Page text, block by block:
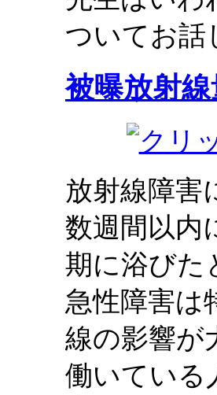
ついてお話
被曝放射
放射線障害
数週間以内
期に浴びた
急性障害は
線の影響が
働いている